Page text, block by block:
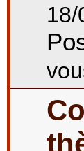
18/